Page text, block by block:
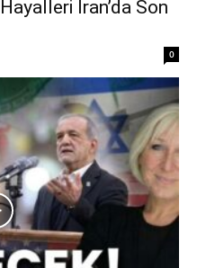
İran’da Son
0